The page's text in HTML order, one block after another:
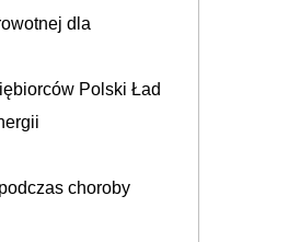
dla
Polski Ład
choroby